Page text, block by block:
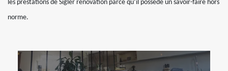
les prestations de Sigler renovation parce qu’il possède un savoir-faire hors
norme.